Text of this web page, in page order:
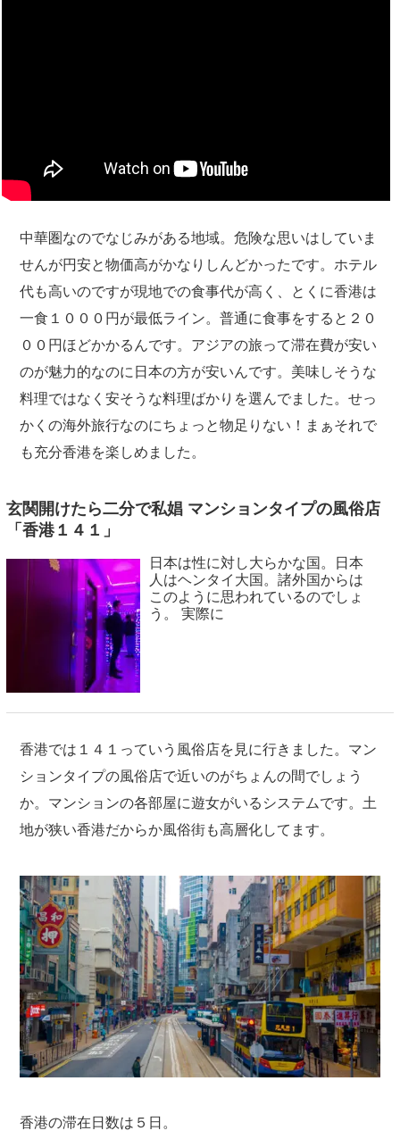
中華圏なのでなじみがある地域。危険な思いはしていま
せんが円安と物価高がかなりしんどかったです。ホテル
代も高いのですが現地での食事代が高く、とくに香港は
一食１０００円が最低ライン。普通に食事をすると２０
００円ほどかかるんです。アジアの旅って滞在費が安い
のが魅力的なのに日本の方が安いんです。美味しそうな
料理ではなく安そうな料理ばかりを選んでました。せっ
かくの海外旅行なのにちょっと物足りない！まぁそれで
も充分香港を楽しめました。
玄関開けたら二分で私娼 マンションタイプの風俗店
「香港１４１」
日本は性に対し大らかな国。日本
人はヘンタイ大国。諸外国からは
このように思われているのでしょ
う。 実際に
香港では１４１っていう風俗店を見に行きました。マン
ションタイプの風俗店で近いのがちょんの間でしょう
か。マンションの各部屋に遊女がいるシステムです。土
地が狭い香港だからか風俗街も高層化してます。
香港の滞在日数は５日。